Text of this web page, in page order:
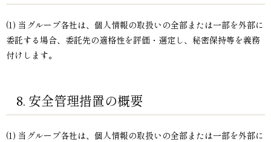
(1) 当グループ各社は、個人情報の取扱いの全部または一部を外部に
委託する場合、委託先の適格性を評価・選定し、秘密保持等を義務
付けします。
8. 安全管理措置の概要
(1) 当グループ各社は、個人情報の取扱いの全部または一部を外部に